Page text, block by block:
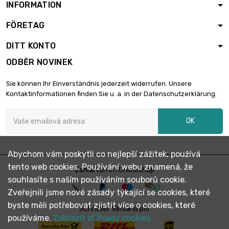
velikost : 38.1mm
délka : 1.5 meter
(59.06" inch)
(78.74" inch)
velikost : 38.1mm (
2 673,37 € 
délka : 1 meter
44.45mm ( 1 3/4
inch )
délka : 1.5 meter
(59.06" inch)
velikost :
44.45mm ( 1 3/4
inch )
3 070,25 € 
INFORMATION
FÖRETAG
DITT KONTO
ODBĚR NOVINEK
Sie können Ihr Einverständnis jederzeit widerrufen. Unsere
Kontaktinformationen finden Sie u. a. in der Datenschutzerklärung.
OK
Zahlarten im Onlineshop
Schneller Versand per
Abychom vám poskytli co nejlepší zážitek, používá
tento web cookies. Používání webu znamená, že
souhlasíte s naším používáním souborů cookie.
Zveřejnili jsme nové zásady týkající se cookies, které
byste měli potřebovat zjistit více o cookies, které
používáme. Zobrazit zГЎsady cookies.